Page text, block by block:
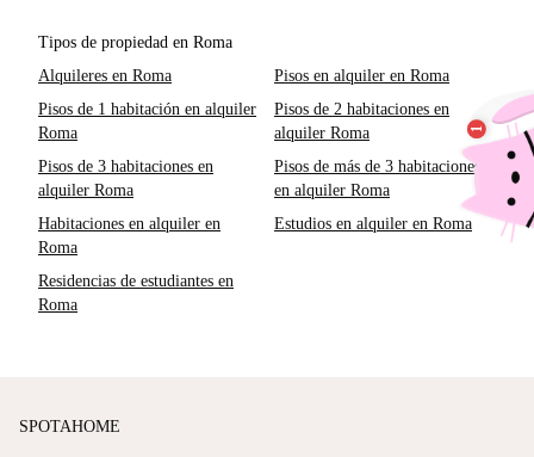
Tipos de propiedad en Roma
Alquileres en Roma
Pisos en alquiler en Roma
Pisos de 1 habitación en alquiler
Roma
Pisos de 2 habitaciones en
alquiler Roma
Pisos de 3 habitaciones en
alquiler Roma
Pisos de más de 3 habitaciones
en alquiler Roma
Habitaciones en alquiler en
Roma
Estudios en alquiler en Roma
Residencias de estudiantes en
Roma
SPOTAHOME